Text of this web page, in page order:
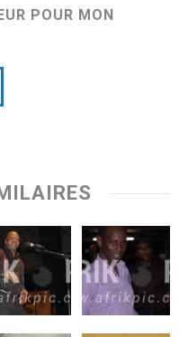
POUR MON